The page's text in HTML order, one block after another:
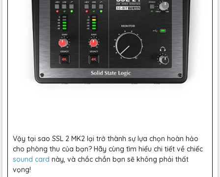
Vậy tại sao SSL 2 MK2 lại trở thành sự lựa chọn hoàn hảo
cho phòng thu của bạn? Hãy cùng tìm hiểu chi tiết về chiếc
sound card này, và chắc chắn bạn sẽ không phải thất
vọng!